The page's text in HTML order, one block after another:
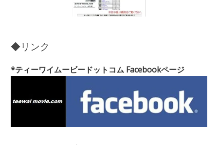
◆リンク
*ティーワイムービードットコム Facebookページ